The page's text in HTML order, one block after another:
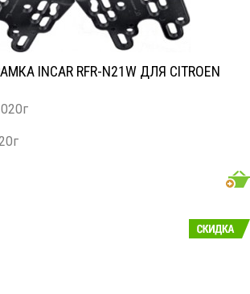
INCAR RFR-N21W ДЛЯ CITROEN